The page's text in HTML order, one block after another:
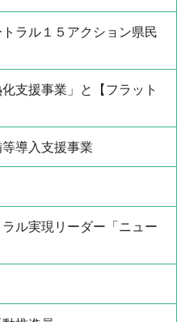
トラル１５アクション県民
支援事業」と【フラット
導入支援事業
ル実現リーダー「ニュー